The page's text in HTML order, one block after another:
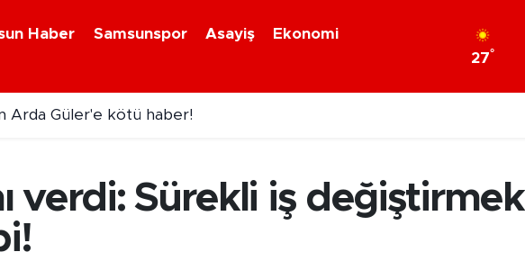
Haber Samsunspor Asayiş
Ekonomi
27°
Arda Güler'e kötü haber!
verdi: Sürekli iş değiştirmek